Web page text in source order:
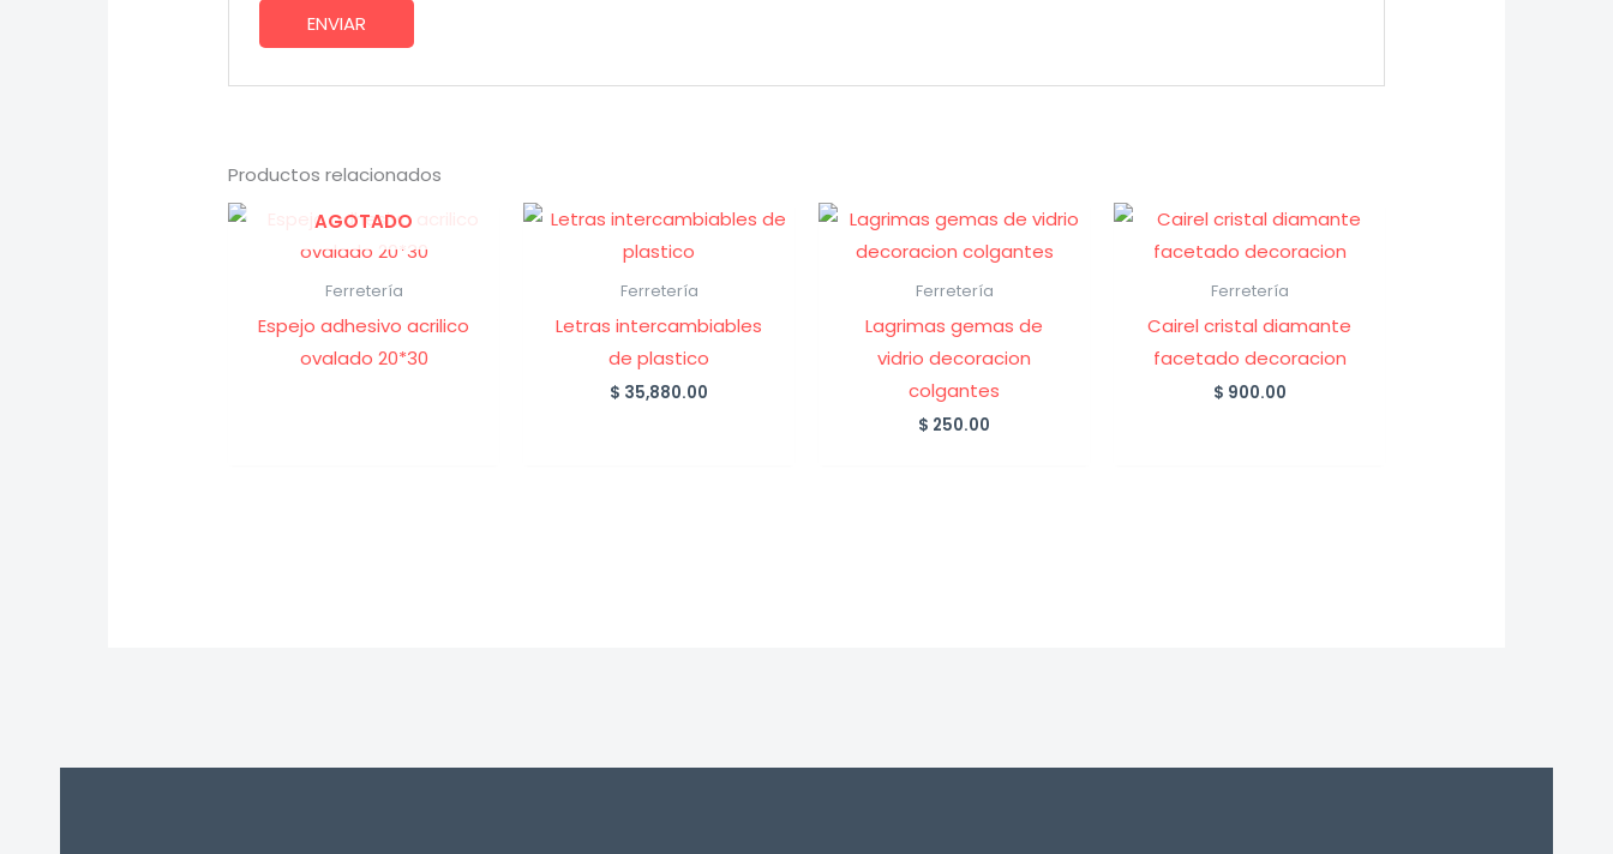
Productos relacionados
AGOTADO
Ferretería
Espejo adhesivo acrilico
ovalado 20*30
Ferretería
Letras intercambiables
de plastico
$ 35,880.00
Ferretería
Lagrimas gemas de
vidrio decoracion
colgantes
$ 250.00
Ferretería
Cairel cristal diamante
facetado decoracion
$ 900.00